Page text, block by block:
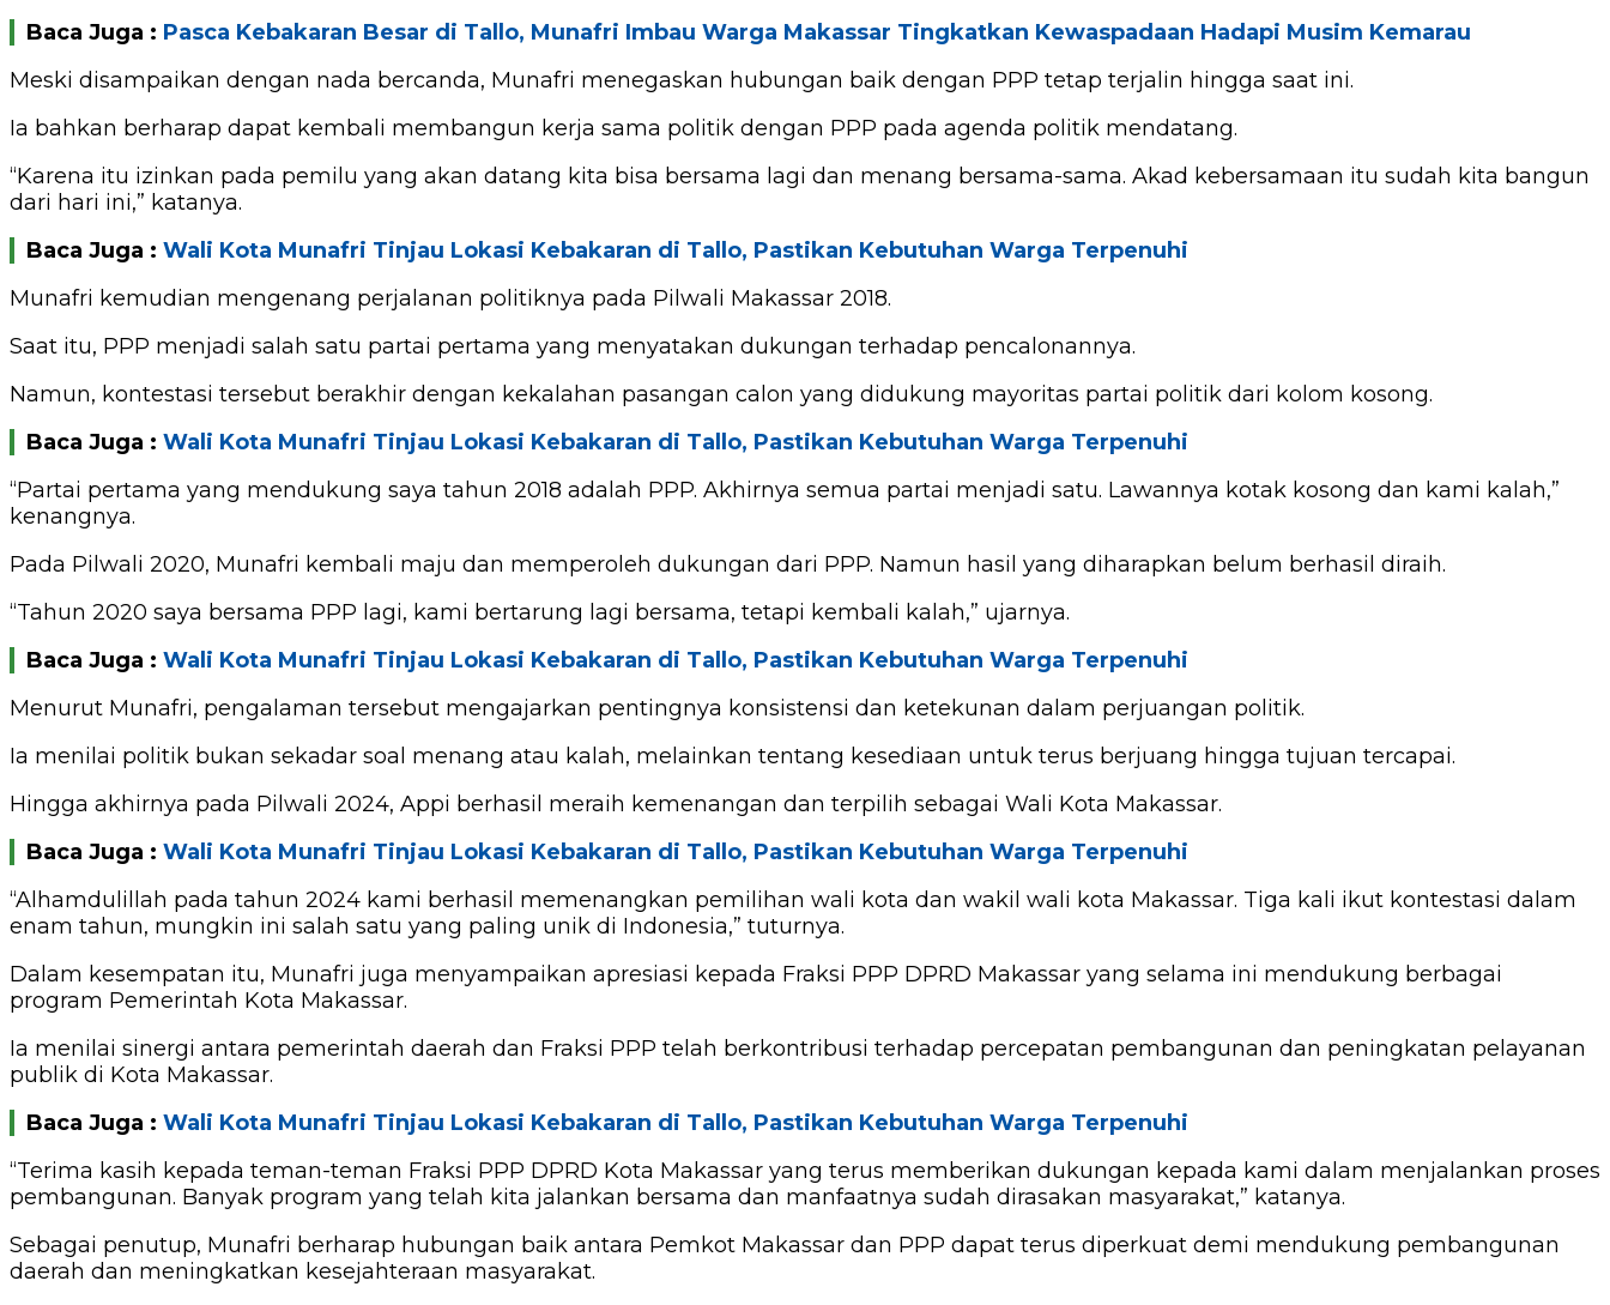
Baca Juga : Pasca Kebakaran Besar di Tallo, Munafri Imbau Warga Makassar Tingkatkan Kewaspadaan Hadapi Musim Kemarau
Meski disampaikan dengan nada bercanda, Munafri menegaskan hubungan baik dengan PPP tetap terjalin hingga saat ini.
Ia bahkan berharap dapat kembali membangun kerja sama politik dengan PPP pada agenda politik mendatang.
“Karena itu izinkan pada pemilu yang akan datang kita bisa bersama lagi dan menang bersama-sama. Akad kebersamaan itu sudah kita bangun
dari hari ini,” katanya.
Baca Juga : Wali Kota Munafri Tinjau Lokasi Kebakaran di Tallo, Pastikan Kebutuhan Warga Terpenuhi
Munafri kemudian mengenang perjalanan politiknya pada Pilwali Makassar 2018.
Saat itu, PPP menjadi salah satu partai pertama yang menyatakan dukungan terhadap pencalonannya.
Namun, kontestasi tersebut berakhir dengan kekalahan pasangan calon yang didukung mayoritas partai politik dari kolom kosong.
Baca Juga : Wali Kota Munafri Tinjau Lokasi Kebakaran di Tallo, Pastikan Kebutuhan Warga Terpenuhi
“Partai pertama yang mendukung saya tahun 2018 adalah PPP. Akhirnya semua partai menjadi satu. Lawannya kotak kosong dan kami kalah,”
kenangnya.
Pada Pilwali 2020, Munafri kembali maju dan memperoleh dukungan dari PPP. Namun hasil yang diharapkan belum berhasil diraih.
“Tahun 2020 saya bersama PPP lagi, kami bertarung lagi bersama, tetapi kembali kalah,” ujarnya.
Baca Juga : Wali Kota Munafri Tinjau Lokasi Kebakaran di Tallo, Pastikan Kebutuhan Warga Terpenuhi
Menurut Munafri, pengalaman tersebut mengajarkan pentingnya konsistensi dan ketekunan dalam perjuangan politik.
Ia menilai politik bukan sekadar soal menang atau kalah, melainkan tentang kesediaan untuk terus berjuang hingga tujuan tercapai.
Hingga akhirnya pada Pilwali 2024, Appi berhasil meraih kemenangan dan terpilih sebagai Wali Kota Makassar.
Baca Juga : Wali Kota Munafri Tinjau Lokasi Kebakaran di Tallo, Pastikan Kebutuhan Warga Terpenuhi
“Alhamdulillah pada tahun 2024 kami berhasil memenangkan pemilihan wali kota dan wakil wali kota Makassar. Tiga kali ikut kontestasi dalam
enam tahun, mungkin ini salah satu yang paling unik di Indonesia,” tuturnya.
Dalam kesempatan itu, Munafri juga menyampaikan apresiasi kepada Fraksi PPP DPRD Makassar yang selama ini mendukung berbagai
program Pemerintah Kota Makassar.
Ia menilai sinergi antara pemerintah daerah dan Fraksi PPP telah berkontribusi terhadap percepatan pembangunan dan peningkatan pelayanan
publik di Kota Makassar.
Baca Juga : Wali Kota Munafri Tinjau Lokasi Kebakaran di Tallo, Pastikan Kebutuhan Warga Terpenuhi
“Terima kasih kepada teman-teman Fraksi PPP DPRD Kota Makassar yang terus memberikan dukungan kepada kami dalam menjalankan proses
pembangunan. Banyak program yang telah kita jalankan bersama dan manfaatnya sudah dirasakan masyarakat,” katanya.
Sebagai penutup, Munafri berharap hubungan baik antara Pemkot Makassar dan PPP dapat terus diperkuat demi mendukung pembangunan
daerah dan meningkatkan kesejahteraan masyarakat.